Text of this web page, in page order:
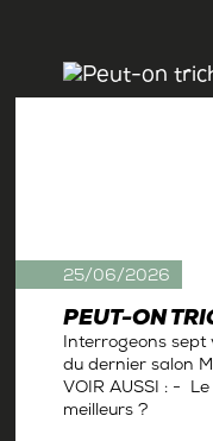
PEUT-ON
Interrogeons sept
du dernier salon
VOIR AUSSI : -
meilleurs ?
25/06/2026